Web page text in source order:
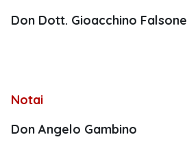
Don Dott. Gioacchino Falsone
Notai
Don Angelo Gambino